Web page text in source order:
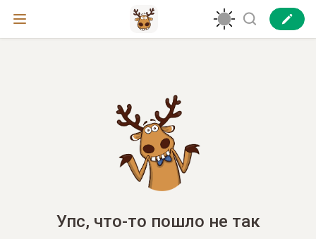
Упс, что-то пошло не так